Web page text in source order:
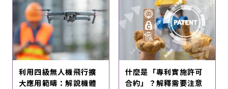
利用四級無人機飛行擴
大應用範疇：解說機體
什麼是「專利實施許可
合約」？解釋需要注意